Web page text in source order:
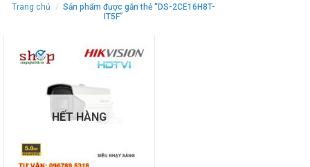
Trang chủ / Sản phẩm được gắn thẻ “DS-2CE16H8T-
IT5F”
HẾT HÀNG